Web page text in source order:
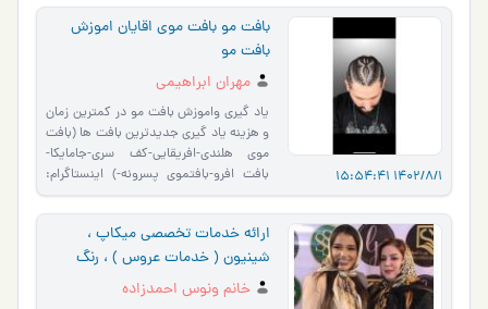
1402/8/1 15:54:41
بافت مو بافت موی اقایان اموزش
بافت مو
مهران ابراهیمی
یاد گیری و‌اموزش بافت مو در کمترین زمان
و هزینه یاد گیری جدیدترین بافت ها (بافت
موی هلندی-افریقایی-کف سری-جامایکا-
بافت افرو-بافتموی پسرونه-) اینستاگرام:
https://www.instagram.co…
ارائه خدمات تخصصی میکاپ ،
شینیون ( خدمات عروس ) ، رنگ
لایت و ناخن در اشرفی اصفهانی
خانم ونوس احمدزاده